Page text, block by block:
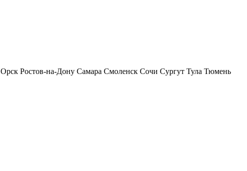
Орск Ростов-на-Дону Самара Смоленск Сочи Сургут Тула Тюмень